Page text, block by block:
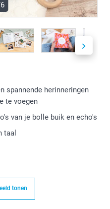
spannende herinneringen
te voegen
van je bolle buik en echo's
taal
tonen